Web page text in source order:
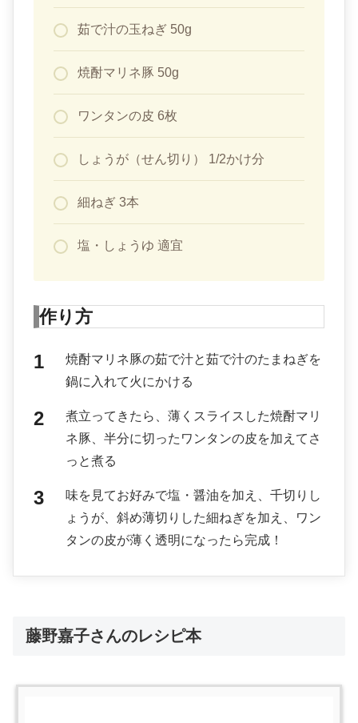
茹で汁の玉ねぎ 50g
焼酎マリネ豚 50g
ワンタンの皮 6枚
しょうが（せん切り） 1/2かけ分
細ねぎ 3本
塩・しょうゆ 適宜
作り方
焼酎マリネ豚の茹で汁と茹で汁のたまねぎを
鍋に入れて火にかける
煮立ってきたら、薄くスライスした焼酎マリ
ネ豚、半分に切ったワンタンの皮を加えてさ
っと煮る
味を見てお好みで塩・醤油を加え、千切りし
ょうが、斜め薄切りした細ねぎを加え、ワン
タンの皮が薄く透明になったら完成！
藤野嘉子さんのレシピ本